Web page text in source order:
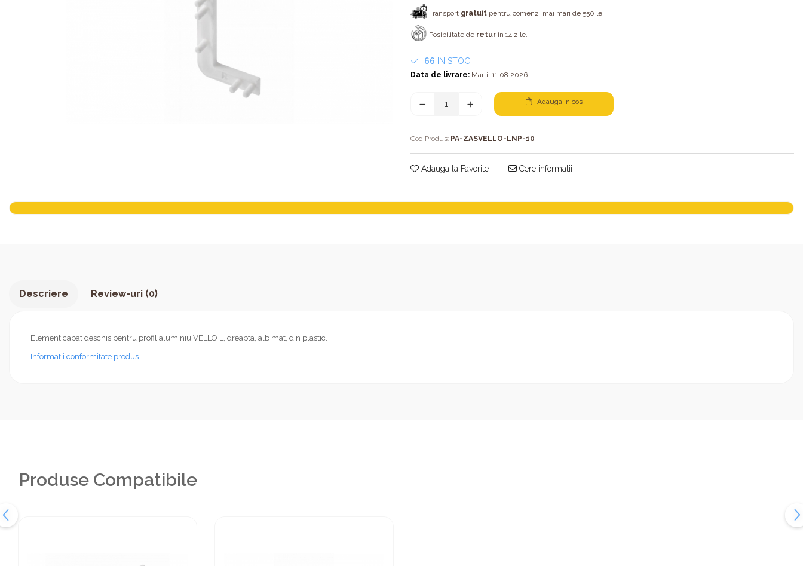
Transport gratuit pentru comenzi mai mari de 550 lei.
Posibilitate de retur in 14 zile.
66 IN STOC
Data de livrare: Marti, 11.08.2026
Adauga in cos
Cod Produs: PA-ZASVELLO-LNP-10
Adauga la Favorite Cere informatii
Descriere Review-uri (0)
Element capat deschis pentru profil aluminiu VELLO L, dreapta, alb mat, din plastic.
Informatii conformitate produs
Produse Compatibile